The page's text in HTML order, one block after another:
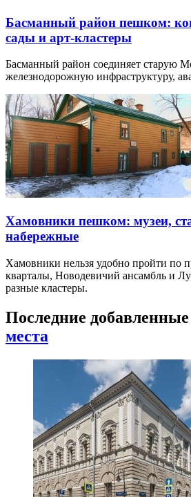
Басманный район пешком:
сады и арт-кластеры
Басманный район соединяет старую
железнодорожную инфраструктуру,
Хамовники пешком: музеи,
набережные
Хамовники нельзя удобно пройти по
кварталы, Новодевичий ансамбль и
разные кластеры.
Последние добавленные
места